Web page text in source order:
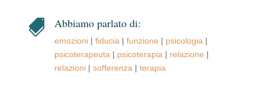
 Abbiamo parlato di:
emozioni| fiducia | funzione | psicologia |
psicoterapeuta | psicoterapia | relazione |
relazioni| sofferenza | terapia